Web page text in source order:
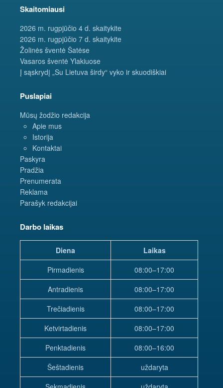
Skaitomiausi
2026 m. rugpjūčio 4 d. skaitykite
2026 m. rugpjūčio 7 d. skaitykite
Žolinės šventė Šatėse
Vasaros šventė Ylakiuose
Į sąskrydį „Su Lietuva širdy“ vyko ir skuodiškiai
Puslapiai
Mūsų žodžio redakcija
Apie mus
Istorija
Kontaktai
Paskyra
Pradžia
Prenumerata
Reklama
Parašyk redakcijai
Darbo laikas
Diena
Laikas
Pirmadienis
08:00–17:00
Antradienis
08:00–17:00
Trečiadienis
08:00–17:00
Ketvirtadienis
08:00–17:00
Penktadienis
08:00–16:00
Šeštadienis
uždaryta